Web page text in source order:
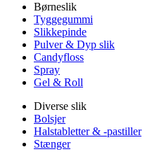
Børneslik
Tyggegummi
Slikkepinde
Pulver & Dyp slik
Candyfloss
Spray
Gel & Roll
Diverse slik
Bolsjer
Halstabletter & -pastiller
Stænger